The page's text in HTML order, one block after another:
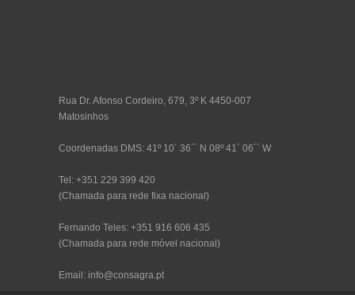
Rua Dr. Afonso Cordeiro, 679, 3º K 4450-007
Matosinhos
Coordenadas DMS: 41º 10´ 36´´ N 08º 41´ 06´´ W
Tel: +351 229 399 420
(Chamada para rede fixa nacional)
Fernando Teles: +351 916 606 435
(Chamada para rede móvel nacional)
Email: info@consagra.pt